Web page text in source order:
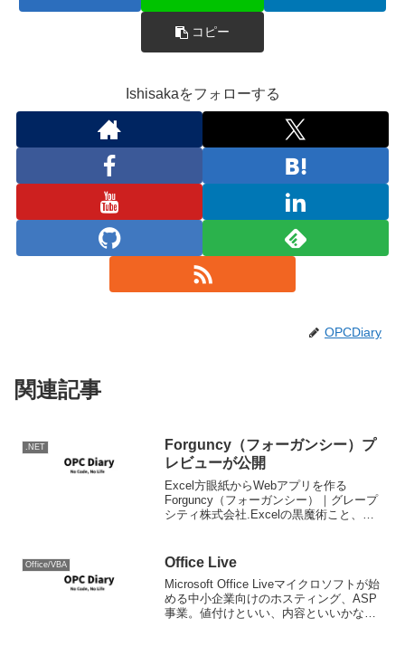
コピー
Ishisakaをフォローする
OPCDiary
関連記事
.NET
Forguncy（フォーガンシー）プ
レビューが公開
Excel方眼紙からWebアプリを作る
Forguncy（フォーガンシー）｜グレープ
シティ株式会社.Excelの黒魔術こと、フ
た。これって黒魔術とは言っても、ソフ
トウェア...
Office/VBA Office Live
Microsoft Office Liveマイクロソフトが始
める中小企業向けのホスティング、ASP
事業。値付けといい、内容といいかなり